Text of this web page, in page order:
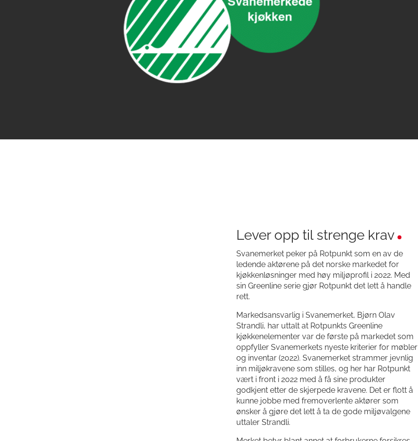
Lever opp til strenge krav
Svanemerket peker på Rotpunkt som en av de
ledende aktørene på det norske markedet for
kjøkkenløsninger med høy miljøprofil i 2022. Med
sin Greenline serie gjør Rotpunkt det lett å handle
rett.
Markedsansvarlig i Svanemerket, Bjørn Olav
Strandli, har uttalt at Rotpunkts Greenline
kjøkkenelementer var de første på markedet som
oppfyller Svanemerkets nyeste kriterier for møbler
og inventar (2022). Svanemerket strammer jevnlig
inn miljøkravene som stilles, og her har Rotpunkt
vært i front i 2022 med å få sine produkter
godkjent etter de skjerpede kravene. Det er flott å
kunne jobbe med fremoverlente aktører som
ønsker å gjøre det lett å ta de gode miljøvalgene
uttaler Strandli.